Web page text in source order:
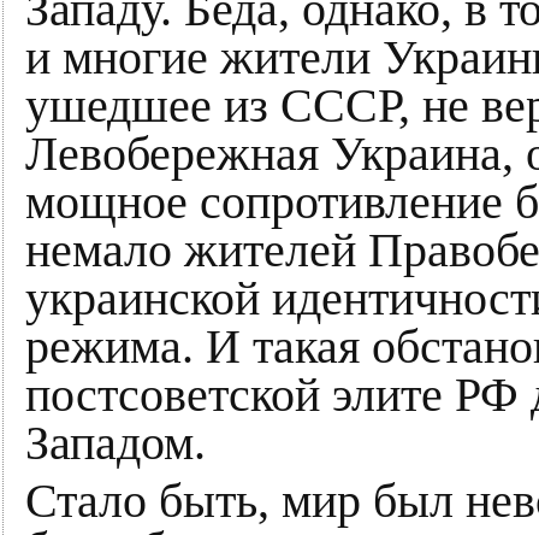
и многие жители
ушедшее из СССР, не
Левобережная Украина,
мощное сопротивление
немало жителей
украинской
режима. И такая
постсоветской элите РФ
Западом.
Стало быть, мир был